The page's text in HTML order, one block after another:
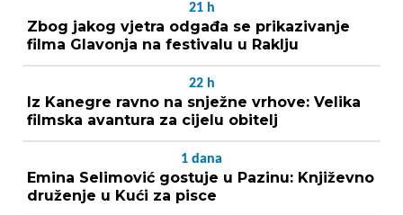
21 h
Zbog jakog vjetra odgađa se prikazivanje
filma Glavonja na festivalu u Raklju
22 h
Iz Kanegre ravno na snježne vrhove: Velika
filmska avantura za cijelu obitelj
1 dana
Emina Selimović gostuje u Pazinu: Književno
druženje u Kući za pisce